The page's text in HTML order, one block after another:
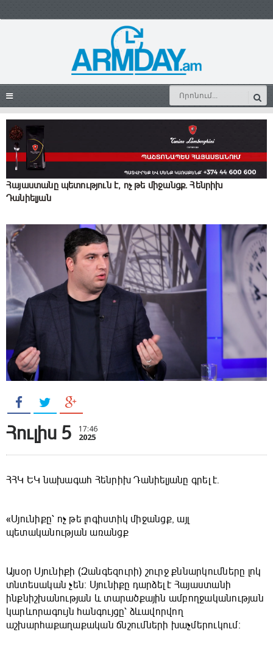
Հայաստանը պետություն է, ոչ թե միջանցք․ Հենրիխ
Դանիելյան
Հուլիս 5 17:46
2025
ՀՀԿ ԵԿ նախագահ Հենրիխ Դանիելյանը գրել է․
«Սյունիքը՝ ոչ թե լոգիստիկ միջանցք, այլ
պետականության առանցք
Այսօր Սյունիքի (Զանգեզուրի) շուրջ քննարկումները լոկ
տնտեսական չեն։ Սյունիքը դարձել է Հայաստանի
ինքնիշխանության և տարածքային ամբողջականության
կարևորագույն հանգույցը՝ ձևավորվող
աշխարհաքաղաքական ճնշումների խաչմերուկում։